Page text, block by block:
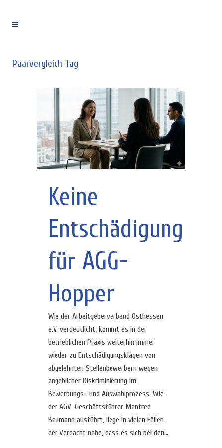
Paarvergleich Tag
Keine
Entschädigung
für AGG-
Hopper
Wie der Arbeitgeberverband Osthessen
e.V. verdeutlicht, kommt es in der
betrieblichen Praxis weiterhin immer
wieder zu Entschädigungsklagen von
abgelehnten Stellenbewerbern wegen
angeblicher Diskriminierung im
Bewerbungs- und Auswahlprozess. Wie
der AGV-Geschäftsführer Manfred
Baumann ausführt, liege in vielen Fällen
der Verdacht nahe, dass es sich bei den...